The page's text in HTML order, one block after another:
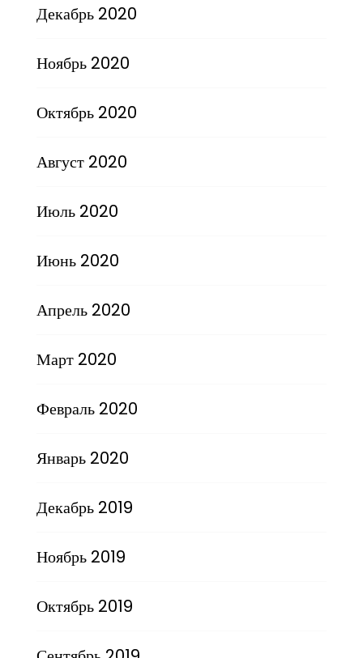
Декабрь 2020
Ноябрь 2020
Октябрь 2020
Август 2020
Июль 2020
Июнь 2020
Апрель 2020
Март 2020
Февраль 2020
Январь 2020
Декабрь 2019
Ноябрь 2019
Октябрь 2019